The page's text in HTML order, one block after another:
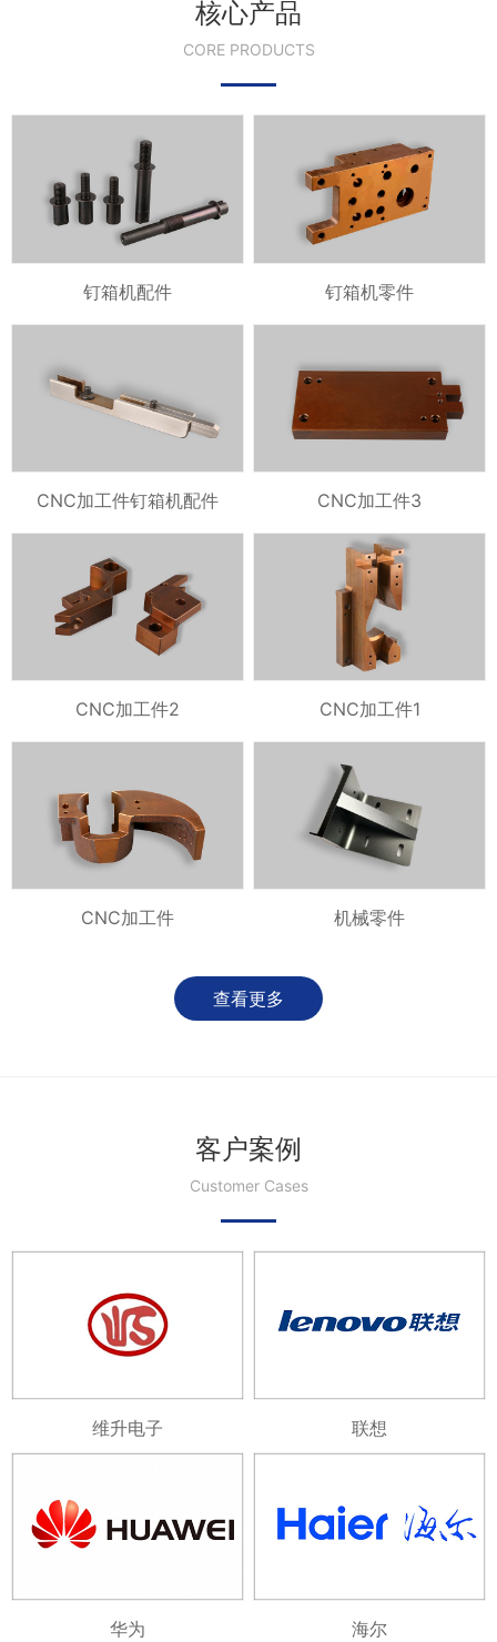
核心产品
CORE PRODUCTS
钉箱机配件 钉箱机零件
CNC加工件钉箱机配件 CNC加工件3
CNC加工件2 CNC加工件1
CNC加工件 机械零件
查看更多
客户案例
Customer Cases
维升电子 联想
华为 海尔